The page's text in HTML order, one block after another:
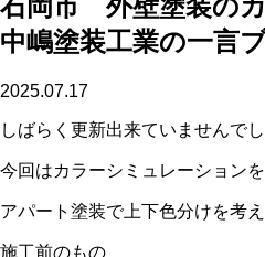
中嶋塗装工業の一言ブ
2025.07.17
しばらく更新出来ていませんで
今回はカラーシミュレーション
アパート塗装で上下色分けを考
施工前のもの